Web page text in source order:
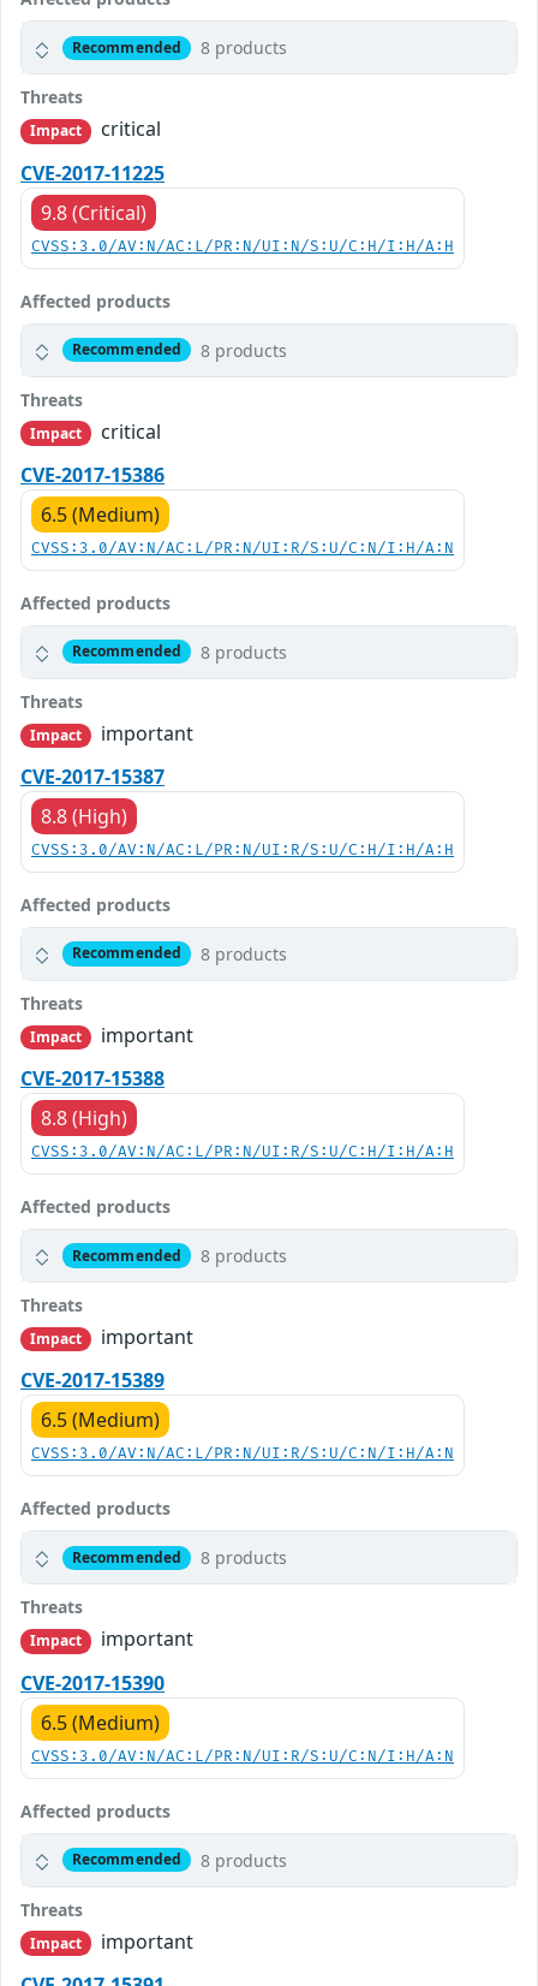
Recommended 8 products
Threats
Impact
critical
CVE-2017-11225
9.8 (Critical)
CVSS:3.0/AV:N/AC:L/PR:N/UI:N/S:U/C:H/I:H/A:H
Affected products
Recommended 8 products
Threats
Impact
critical
CVE-2017-15386
6.5 (Medium)
CVSS:3.0/AV:N/AC:L/PR:N/UI:R/S:U/C:N/I:H/A:N
Affected products
Recommended 8 products
Threats
Impact
important
CVE-2017-15387
8.8 (High)
CVSS:3.0/AV:N/AC:L/PR:N/UI:R/S:U/C:H/I:H/A:H
Affected products
Recommended 8 products
Threats
Impact
important
CVE-2017-15388
8.8 (High)
CVSS:3.0/AV:N/AC:L/PR:N/UI:R/S:U/C:H/I:H/A:H
Affected products
Recommended 8 products
Threats
Impact
important
CVE-2017-15389
6.5 (Medium)
CVSS:3.0/AV:N/AC:L/PR:N/UI:R/S:U/C:N/I:H/A:N
Affected products
Recommended 8 products
Threats
Impact
important
CVE-2017-15390
6.5 (Medium)
CVSS:3.0/AV:N/AC:L/PR:N/UI:R/S:U/C:N/I:H/A:N
Affected products
Recommended 8 products
Threats
Impact
important